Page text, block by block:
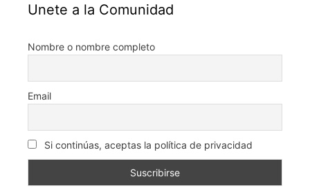
Unete a la Comunidad
Nombre o nombre completo
Email
Si continúas, aceptas la política de privacidad